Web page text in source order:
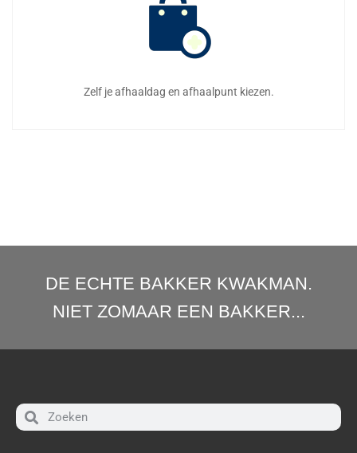
Zelf je afhaaldag en afhaalpunt kiezen.
DE ECHTE BAKKER KWAKMAN.
NIET ZOMAAR EEN BAKKER...